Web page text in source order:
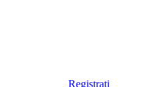
Registrati